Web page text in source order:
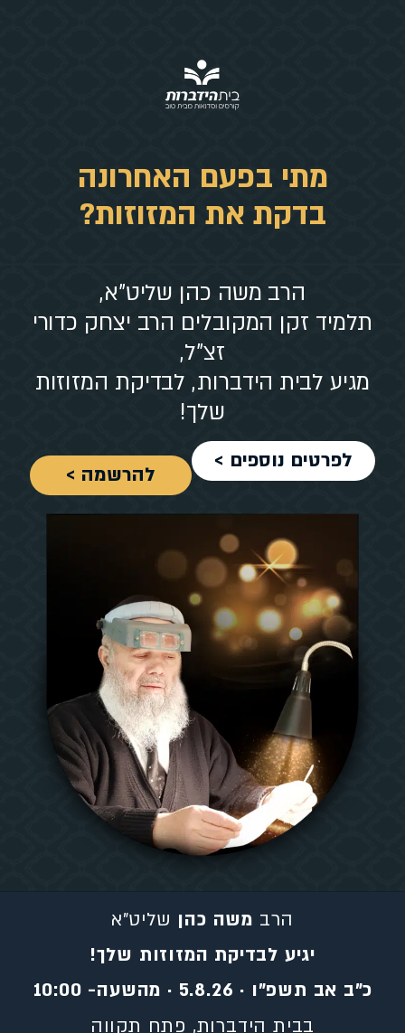
מתי בפעם האחרונה
בדקת את המזוזות?
הרב משה כהן שליט"א,
תלמיד זקן המקובלים הרב יצחק כדורי
זצ"ל,
מגיע לבית הידברות, לבדיקת המזוזות
שלך!
לפרטים נוספים >
להרשמה >
הרב משה כהן שליט"א
יגיע לבדיקת המזוזות שלך!
כ"ב אב תשפ"ו · 5.8.26 · מהשעה- 10:00
בבית הידברות, פתח תקווה